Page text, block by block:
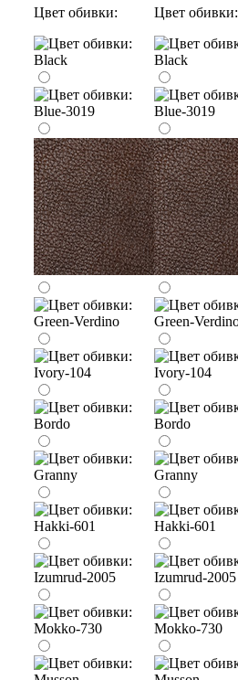
Цвет обивки: Цвет обивки: